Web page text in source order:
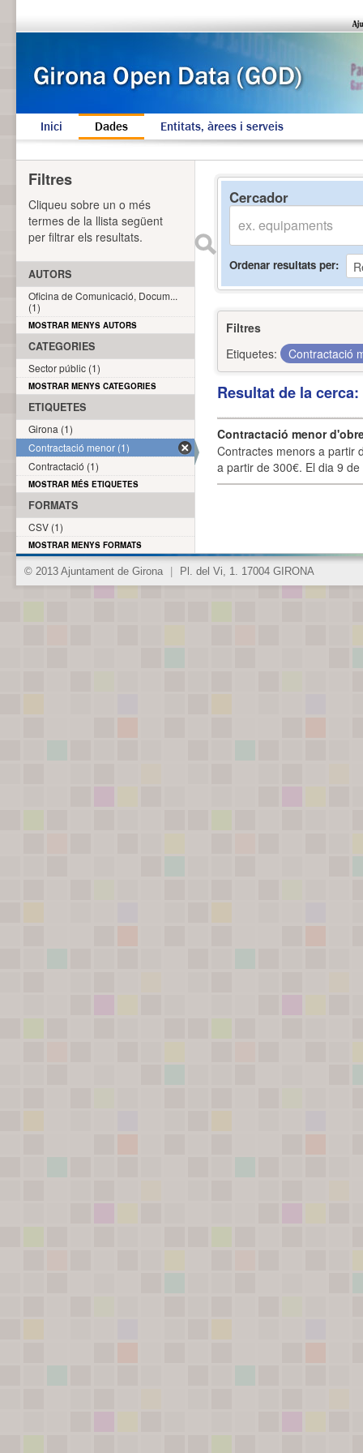
Inici Dades Entitats, àrees i serveis
Cercador
Ordenar resultats per
Filtres
Etiquetes:
Contractació
Resultat de la
Contractació menor
Contractes menors a partir
a partir de 300€. El dia 9
Filtres
Cliqueu sobre un o més
termes de la llista següent
per filtrar els resultats.
AUTORS
Oficina de Comunicació, Docum...
(1)
MOSTRAR MENYS AUTORS
CATEGORIES
Sector públic (1)
MOSTRAR MENYS CATEGORIES
ETIQUETES
Girona (1)
Contractació menor (1)
Contractació (1)
MOSTRAR MÉS ETIQUETES
FORMATS
CSV (1)
MOSTRAR MENYS FORMATS
© 2013 Ajuntament de Girona Pl. del Vi, 1. 17004 GIRONA